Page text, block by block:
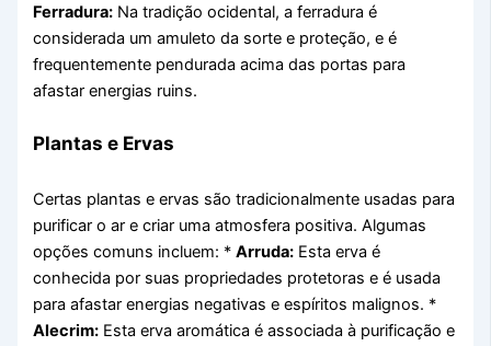
Ferradura: Na tradição ocidental, a ferradura é
considerada um amuleto da sorte e proteção, e é
frequentemente pendurada acima das portas para
afastar energias ruins.
Plantas e Ervas
Certas plantas e ervas são tradicionalmente usadas para
purificar o ar e criar uma atmosfera positiva. Algumas
opções comuns incluem: *Arruda: Esta erva é
conhecida por suas propriedades protetoras e é usada
para afastar energias negativas e espíritos malignos. *
Alecrim: Esta erva aromática é associada à purificação e